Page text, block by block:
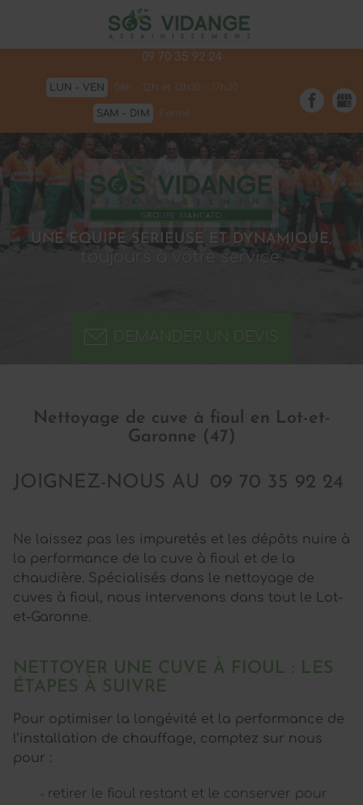
896 route de saint étienne de Fougères
47110 SAINTE-LIVRADE-SUR-LOT
09 70 35 92 24
LUN - VEN 08h - 12h et 13h30 - 17h30
SAM - DIM Fermé
UNE ÉQUIPE SÉRIEUSE ET DYNAMIQUE,
toujours à votre service.
DEMANDER UN DEVIS
Nettoyage de cuve à fioul en Lot-et-
Garonne (47)
JOIGNEZ-NOUS AU 09 70 35 92 24
Ne laissez pas les impuretés et les dépôts nuire à
la performance de la cuve à fioul et de la
chaudière. Spécialisés dans le nettoyage de
cuves à fioul, nous intervenons dans tout le Lot-
et-Garonne.
NETTOYER UNE CUVE À FIOUL : LES
ÉTAPES À SUIVRE
Pour optimiser la longévité et la performance de
l’installation de chauffage, comptez sur nous
pour :
retirer le fioul restant et le conserver pour